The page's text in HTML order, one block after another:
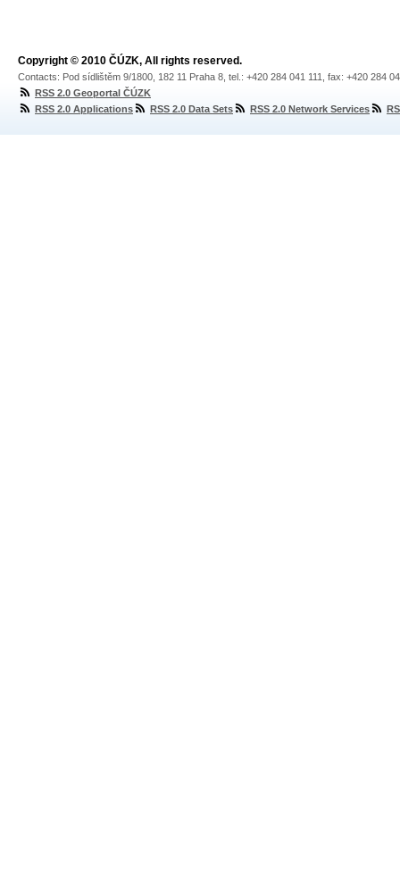
Copyright © 2010 ČÚZK, All rights reserved.
Contacts: Pod sídlištěm 9/1800, 182 11 Praha 8, tel.: +420 284 041 111, fax: +420 284
RSS 2.0 Geoportal ČÚZK
RSS 2.0 Applications
RSS 2.0 Data Sets RSS 2.0 Network Services